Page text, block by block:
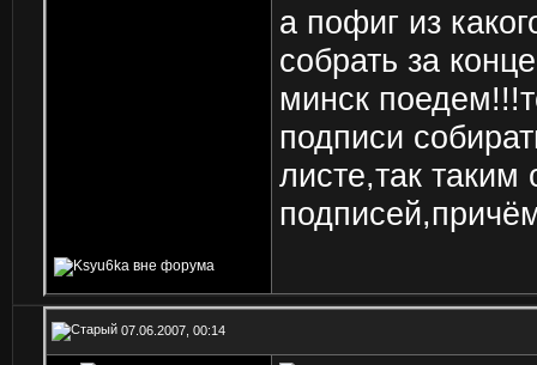
а пофиг из
собрать за
минск
подписи
листе,так
07.06.2007, 00:14